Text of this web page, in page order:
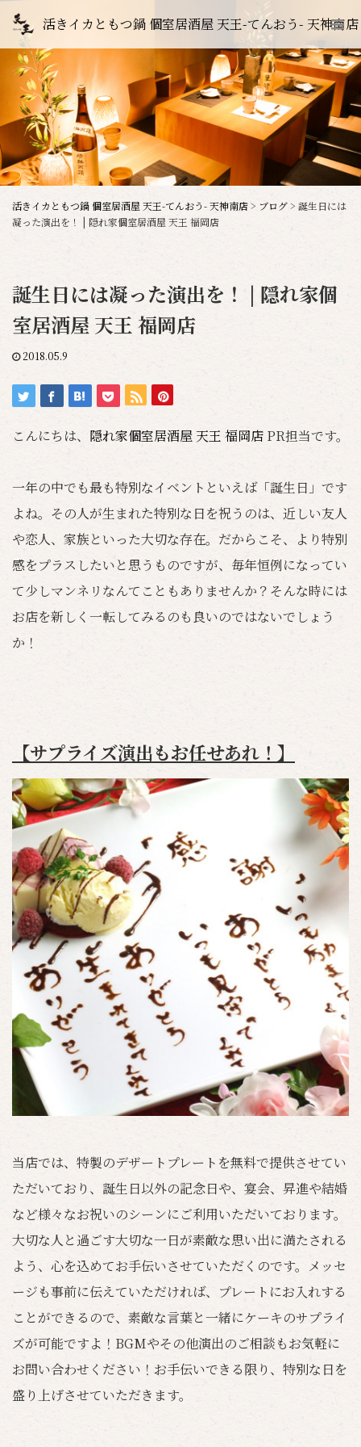
活きイカともつ鍋 個室居酒屋 天王-てんおう- 天神南店
活きイカともつ鍋 個室居酒屋 天王-てんおう- 天神南店> ブログ> 誕生日には
凝った演出を！ | 隠れ家個室居酒屋 天王 福岡店
誕生日には凝った演出を！ | 隠れ家個
室居酒屋 天王 福岡店
2018.05.9
こんにちは、 隠れ家個室居酒屋 天王 福岡店 PR担当です。
一年の中でも最も特別なイベントといえば「誕生日」です
よね。その人が生まれた特別な日を祝うのは、近しい友人
や恋人、家族といった大切な存在。だからこそ、より特別
感をプラスしたいと思うものですが、毎年恒例になってい
て少しマンネリなんてこともありませんか？そんな時には
お店を新しく一転してみるのも良いのではないでしょう
か！
【サプライズ演出もお任せあれ！】
当店では、特製のデザートプレートを無料で提供させてい
ただいており、誕生日以外の記念日や、宴会、昇進や結婚
など様々なお祝いのシーンにご利用いただいております。
大切な人と過ごす大切な一日が素敵な思い出に満たされる
よう、心を込めてお手伝いさせていただくのです。メッセ
ージも事前に伝えていただければ、プレートにお入れする
ことができるので、素敵な言葉と一緒にケーキのサプライ
ズが可能ですよ！BGMやその他演出のご相談もお気軽に
お問い合わせください！お手伝いできる限り、特別な日を
盛り上げさせていただきます。